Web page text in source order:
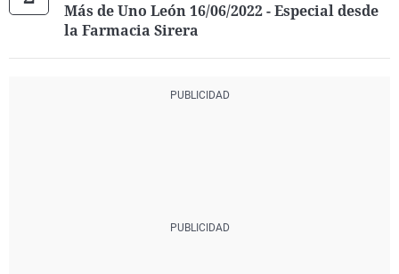
Más de Uno León 16/06/2022 - Especial desde
la Farmacia Sirera